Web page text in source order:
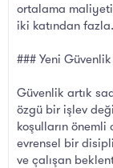
ortalama
iki katından fazla.
### Yeni
Güvenlik artık
özgü bir işlev
koşulların
evrensel bir
ve çalışan